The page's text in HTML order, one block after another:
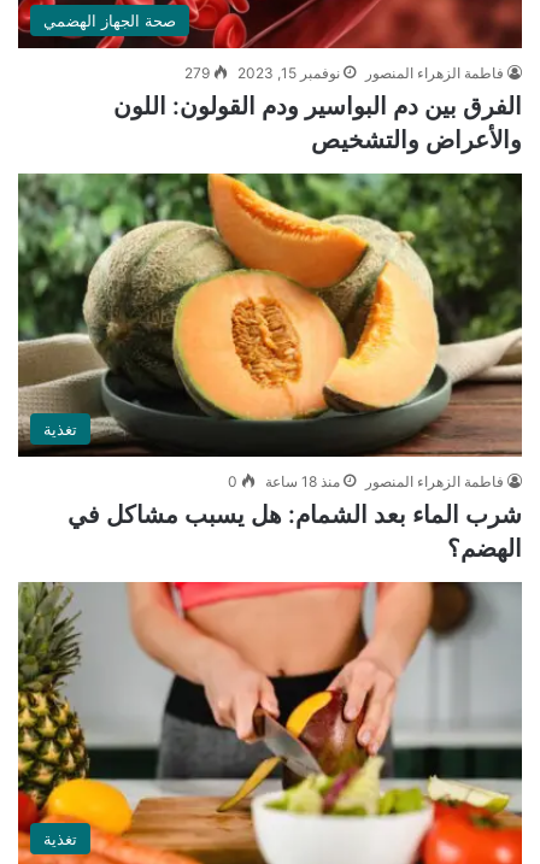
صحة الجهاز الهضمي
فاطمة الزهراء المنصور نوفمبر 15, 2023 279
الفرق بين دم البواسير ودم القولون: اللون
والأعراض والتشخيص
تغذية
فاطمة الزهراء المنصور منذ 18 ساعة 0
شرب الماء بعد الشمام: هل يسبب مشاكل في
الهضم؟
تغذية